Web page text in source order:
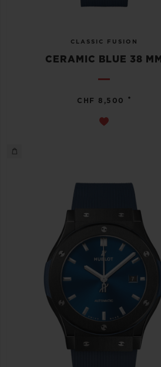
CLASSIC FUSION
CERAMIC BLUE 38 MM
CHF 8,500 •